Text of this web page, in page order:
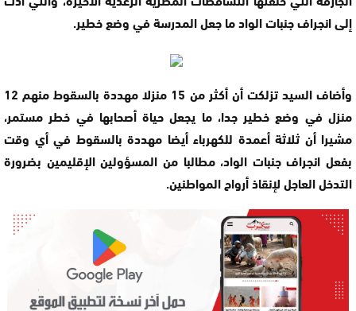
إلى انجراف جنبات الواد ما جعل المدرسة في وضع خطير.
وأضاف السيد تزلكت أن أكثر من 15 منزلا مهددة بالسقوط منهم 12
منزل في وضع خطير جدا، ما يجعل حياة أصحابها في خطر مستمر،
مشيرا أن ثلاثة أعمدة للكهرباء أيضا مهددة بالسقوط في أي وقت
بفعل انجراف جنبات الواد، مطالبا من المسؤولين الإقليمين بضرورة
التدخل العاجل لإنقاذ أرواح المواطنين.